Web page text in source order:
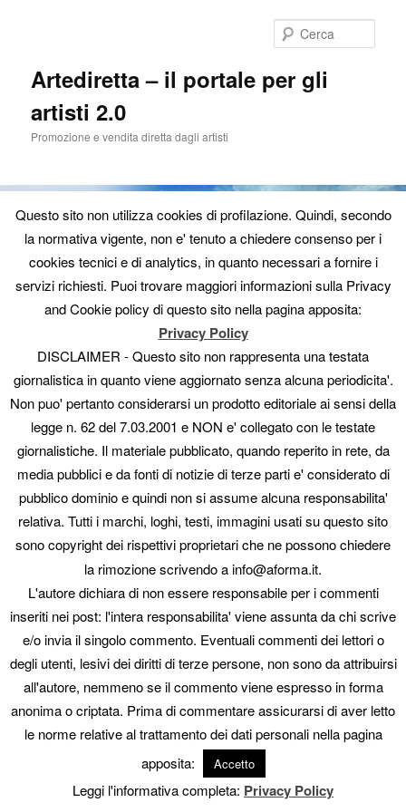
Artediretta – il portale per gli
artisti 2.0
Promozione e vendita diretta dagli artisti
principale
Vai
al
contenuto
Come funziona
Mostre Gallerie Collaboratori In diretta dagli artisti
Trasferimento dominio
Trasferimento dominio compreso canone primo anno € 20,00
seo engine: AI Seo &
Geo Assistant
Questo sito non utilizza cookies di profilazione. Quindi, secondo
la normativa vigente, non e' tenuto a chiedere consenso per i
cookies tecnici e di analytics, in quanto necessari a fornire i
servizi richiesti. Puoi trovare maggiori informazioni sulla Privacy
and Cookie policy di questo sito nella pagina apposita:
Privacy Policy
DISCLAIMER - Questo sito non rappresenta una testata
giornalistica in quanto viene aggiornato senza alcuna periodicita'.
Non puo' pertanto considerarsi un prodotto editoriale ai sensi della
legge n. 62 del 7.03.2001 e NON e' collegato con le testate
giornalistiche. Il materiale pubblicato, quando reperito in rete, da
media pubblici e da fonti di notizie di terze parti e' considerato di
pubblico dominio e quindi non si assume alcuna responsabilita'
relativa. Tutti i marchi, loghi, testi, immagini usati su questo sito
sono copyright dei rispettivi proprietari che ne possono chiedere
la rimozione scrivendo a info@aforma.it.
L'autore dichiara di non essere responsabile per i commenti
inseriti nei post: l'intera responsabilita' viene assunta da chi scrive
e/o invia il singolo commento. Eventuali commenti dei lettori o
degli utenti, lesivi dei diritti di terze persone, non sono da attribuirsi
all'autore, nemmeno se il commento viene espresso in forma
anonima o criptata. Prima di commentare assicurarsi di aver letto
le norme relative al trattamento dei dati personali nella pagina
apposita:
Accetto
Leggi l'informativa completa: Privacy Policy